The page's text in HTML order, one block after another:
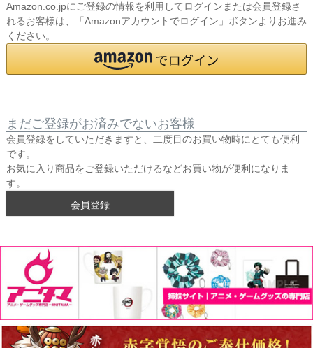
Amazon.co.jpにご登録の情報を利用してログインまたは会員登録さ
れるお客様は、「Amazonアカウントでログイン」ボタンよりお進み
ください。
まだご登録がお済みでないお客様
会員登録をしていただきますと、二度目のお買い物時にとても便利
です。
お気に入り商品をご登録いただけるなどお買い物が便利になりま
す。
会員登録